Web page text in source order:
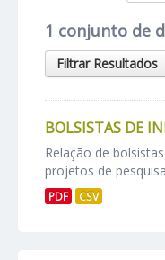
1 conjunto de
Filtrar Resultados
BOLSISTAS DE
Relação de
projetos de
PDF CSV